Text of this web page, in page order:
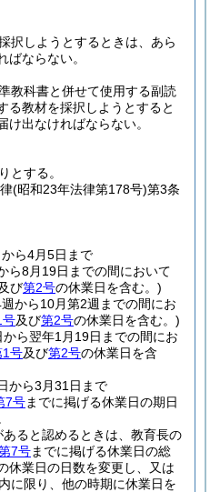
択しようとするときは、あら
ばならない。
教科書と併せて使用する副読
る教材を採択しようとすると
け出なければならない。
とする。
(昭和23年法律第178号)第3条
ら4月5日まで
8月19日までの間において
び第2号の休業日を含む。)
から10月第2週までの間にお
号及び第2号の休業日を含む。)
ら翌年1月19日までの間にお
1号及び第2号の休業日を含
から3月31日まで
7号までに掲げる休業日の期日
ると認めるときは、教育長の
7号までに掲げる休業日の総
休業日の日数を変更し、又は
に限り、他の時期に休業日を